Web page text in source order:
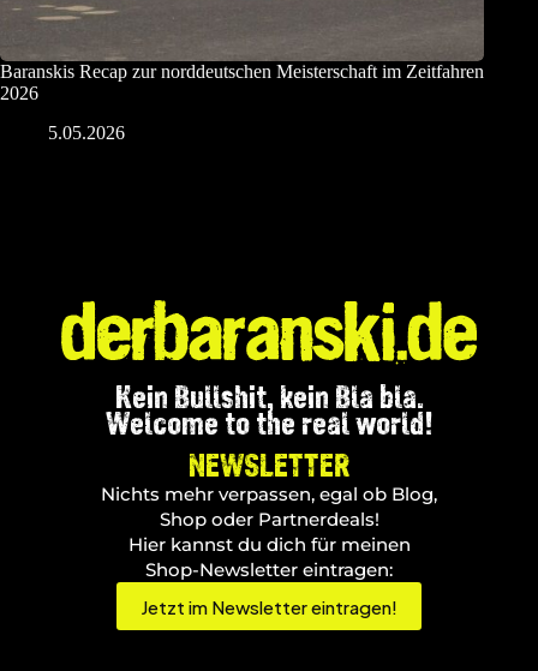
Baranskis Recap zur norddeutschen Meisterschaft im Zeitfahren
2026
5.05.2026
Kein Bullshit, kein Bla bla.
Welcome to the real world!
NEWSLETTER
Nichts mehr verpassen, egal ob Blog,
Shop oder Partnerdeals!
Hier kannst du dich für meinen
Shop-Newsletter eintragen:
Jetzt im Newsletter eintragen!